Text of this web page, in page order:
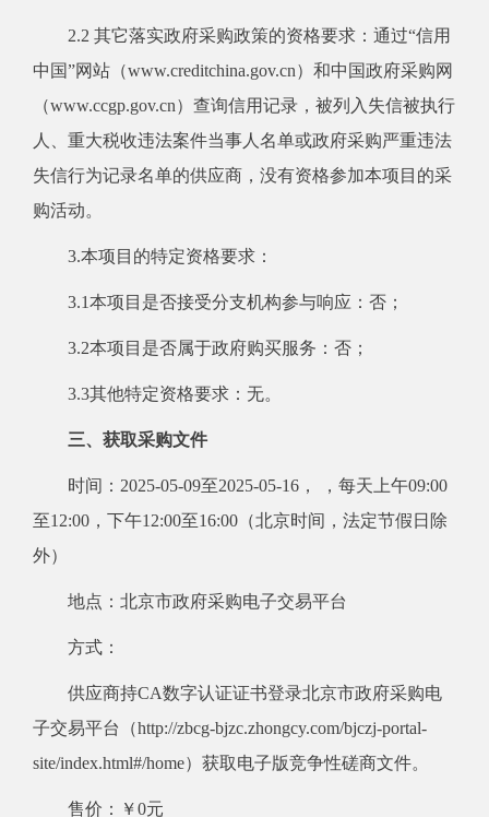
2.2 其它落实政府采购政策的资格要求：通过“信用
中国”网站（www.creditchina.gov.cn）和中国政府采购网
（www.ccgp.gov.cn）查询信用记录，被列入失信被执行
人、重大税收违法案件当事人名单或政府采购严重违法
失信行为记录名单的供应商，没有资格参加本项目的采
购活动。
3.本项目的特定资格要求：
3.1本项目是否接受分支机构参与响应：否；
3.2本项目是否属于政府购买服务：否；
3.3其他特定资格要求：无。
三、获取采购文件
时间：2025-05-09至2025-05-16， ，每天上午09:00
至12:00，下午12:00至16:00（北京时间，法定节假日除
外）
地点：北京市政府采购电子交易平台
方式：
供应商持CA数字认证证书登录北京市政府采购电
子交易平台（http://zbcg-bjzc.zhongcy.com/bjczj-portal-
site/index.html#/home）获取电子版竞争性磋商文件。
售价：￥0元